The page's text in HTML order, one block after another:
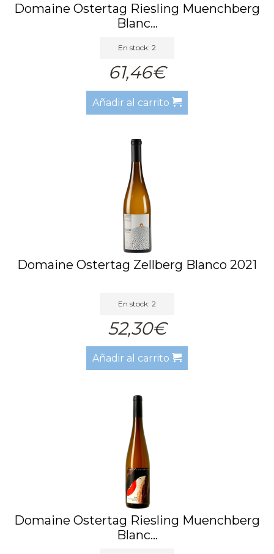
Domaine Ostertag Riesling Muenchberg
Blanc...
En stock: 2
61,46€
Añadir al carrito
Domaine Ostertag Zellberg Blanco 2021
En stock: 2
52,30€
Añadir al carrito
Domaine Ostertag Riesling Muenchberg
Blanc...